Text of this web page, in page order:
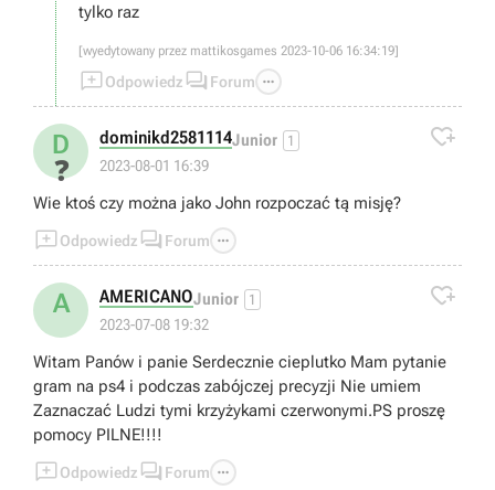
tylko raz
[wyedytowany przez mattikosgames 2023-10-06 16:34:19]
Odpowiedz  Forum 
D
❓
dominikd2581114Junior 1
2023-08-01 16:39

Wie ktoś czy można jako John rozpoczać tą misję?
Odpowiedz  Forum 
A AMERICANOJunior 1
2023-07-08 19:32

Witam Panów i panie Serdecznie cieplutko Mam pytanie
gram na ps4 i podczas zabójczej precyzji Nie umiem
Zaznaczać Ludzi tymi krzyżykami czerwonymi.PS proszę
pomocy PILNE!!!!
Odpowiedz  Forum 